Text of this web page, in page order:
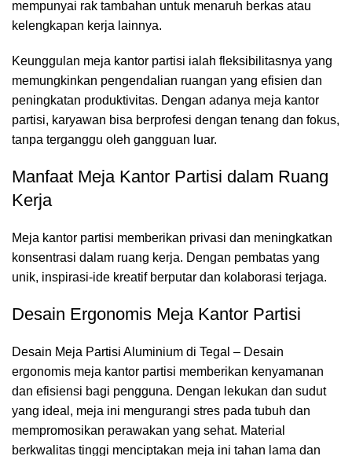
mempunyai rak tambahan untuk menaruh berkas atau
kelengkapan kerja lainnya.
Keunggulan meja kantor partisi ialah fleksibilitasnya yang
memungkinkan pengendalian ruangan yang efisien dan
peningkatan produktivitas. Dengan adanya meja kantor
partisi, karyawan bisa berprofesi dengan tenang dan fokus,
tanpa terganggu oleh gangguan luar.
Manfaat Meja Kantor Partisi dalam Ruang
Kerja
Meja kantor partisi memberikan privasi dan meningkatkan
konsentrasi dalam ruang kerja. Dengan pembatas yang
unik, inspirasi-ide kreatif berputar dan kolaborasi terjaga.
Desain Ergonomis Meja Kantor Partisi
Desain Meja Partisi Aluminium di Tegal – Desain
ergonomis meja kantor partisi memberikan kenyamanan
dan efisiensi bagi pengguna. Dengan lekukan dan sudut
yang ideal, meja ini mengurangi stres pada tubuh dan
mempromosikan perawakan yang sehat. Material
berkwalitas tinggi menciptakan meja ini tahan lama dan